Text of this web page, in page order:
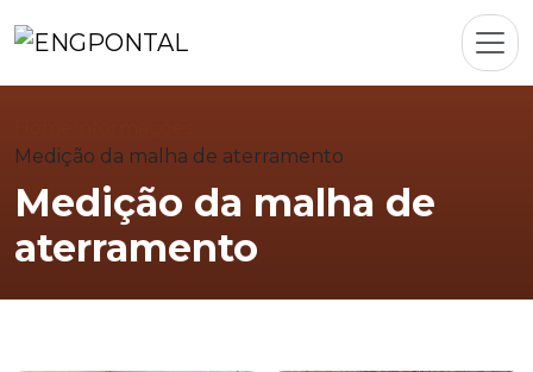
Medição da malha de aterramento
Medição da malha de
aterramento